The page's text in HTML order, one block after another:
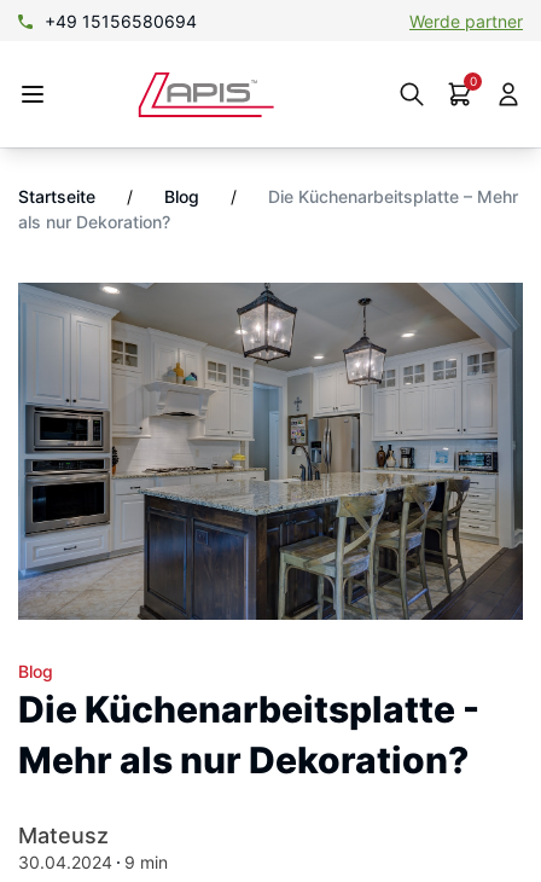
+49 15156580694 Werde partner
SHOP@lapis-gold.de Werde partner
0
Startseite / Blog /
Die Küchenarbeitsplatte – Mehr
als nur Dekoration?
Blog
Die Küchenarbeitsplatte -
Mehr als nur Dekoration?
Mateusz
30.04.2024 9 min